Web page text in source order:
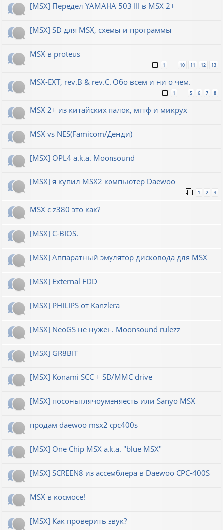
[MSX] Передел YAMAHA 503 III в MSX 2+
[MSX] SD для MSX, схемы и программы
MSX в proteus
1 10 11 12 13
MSX-EXT, rev.B & rev.C. Обо всем и ни о чем.
1 5 6 7 8
MSX 2+ из китайских палок, мгтф и микрух
MSX vs NES(Famicom/Денди)
[MSX] OPL4 a.k.a. Moonsound
[MSX] я купил MSX2 компьютер Daewoo
1 2 3
MSX с z380 это как?
[MSX] C-BIOS.
[MSX] Аппаратный эмулятор дисковода для MSX
[MSX] External FDD
[MSX] PHILIPS от Kanzlera
[MSX] NeoGS не нужен. Moonsound rulezz
[MSX] GR8BIT
[MSX] Konami SCC + SD/MMC drive
[MSX] посоныглячоуменяесть или Sanyo MSX
продам daewoo msx2 cpc400s
[MSX] One Chip MSX a.k.a. "blue MSX"
[MSX] SCREEN8 из ассемблера в Daewoo CPC-400S
MSX в космосе!
[MSX] Как проверить звук?